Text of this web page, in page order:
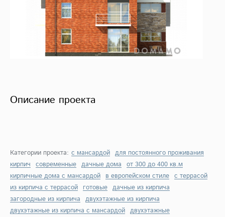
Описание проекта
Категории проекта: с мансардой для постоянного проживания
кирпич современные дачные дома от 300 до 400 кв.м
кирпичные дома с мансардой в европейском стиле с террасой
из кирпича с террасой готовые дачные из кирпича
загородные из кирпича двухэтажные из кирпича
двухэтажные из кирпича с мансардой двухэтажные